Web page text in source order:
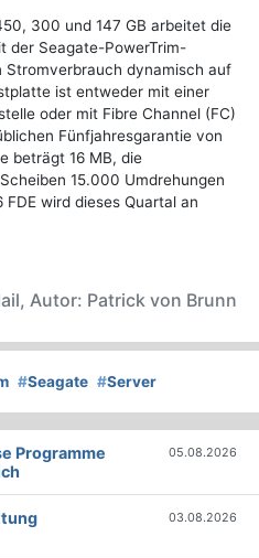
300 und 147 GB arbeitet die
der Seagate-PowerTrim-
Stromverbrauch dynamisch auf
ist entweder mit einer
oder mit Fibre Channel (FC)
Fünfjahresgarantie von
beträgt 16 MB, die
15.000 Umdrehungen
wird dieses Quartal an
Autor: Patrick von Brunn
#Seagate #Server
Programme
05.08.2026
03.08.2026